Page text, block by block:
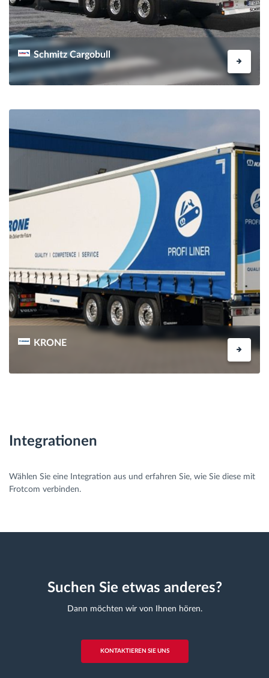
Schmitz Cargobull
KRONE
Integrationen
Wählen Sie eine Integration aus und erfahren Sie, wie Sie diese mit
Frotcom verbinden.
Suchen Sie etwas anderes?
Dann möchten wir von Ihnen hören.
KONTAKTIEREN SIE UNS